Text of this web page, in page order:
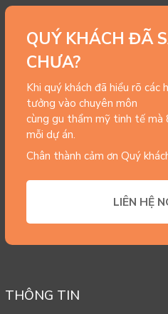
QUÝ KHÁCH ĐÃ
CHƯA?
Khi quý khách đã hiểu rõ các
tưởng vào chuyên môn
cùng gu thẩm mỹ tinh tế mà
mỗi dự án.
Chân thành cảm ơn Quý
LIÊN HỆ
THÔNG TIN